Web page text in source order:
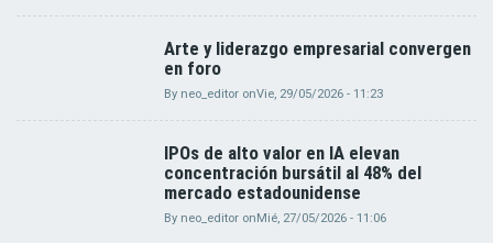
Arte y liderazgo empresarial convergen
en foro
By neo_editor onVie, 29/05/2026 - 11:23
IPOs de alto valor en IA elevan
concentración bursátil al 48% del
mercado estadounidense
By neo_editor onMié, 27/05/2026 - 11:06